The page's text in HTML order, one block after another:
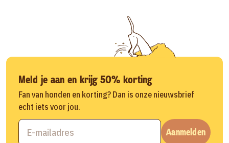
Meld je aan en krijg 50% korting
Fan van honden en korting? Dan is onze nieuwsbrief
echt iets voor jou.
Aanmelden